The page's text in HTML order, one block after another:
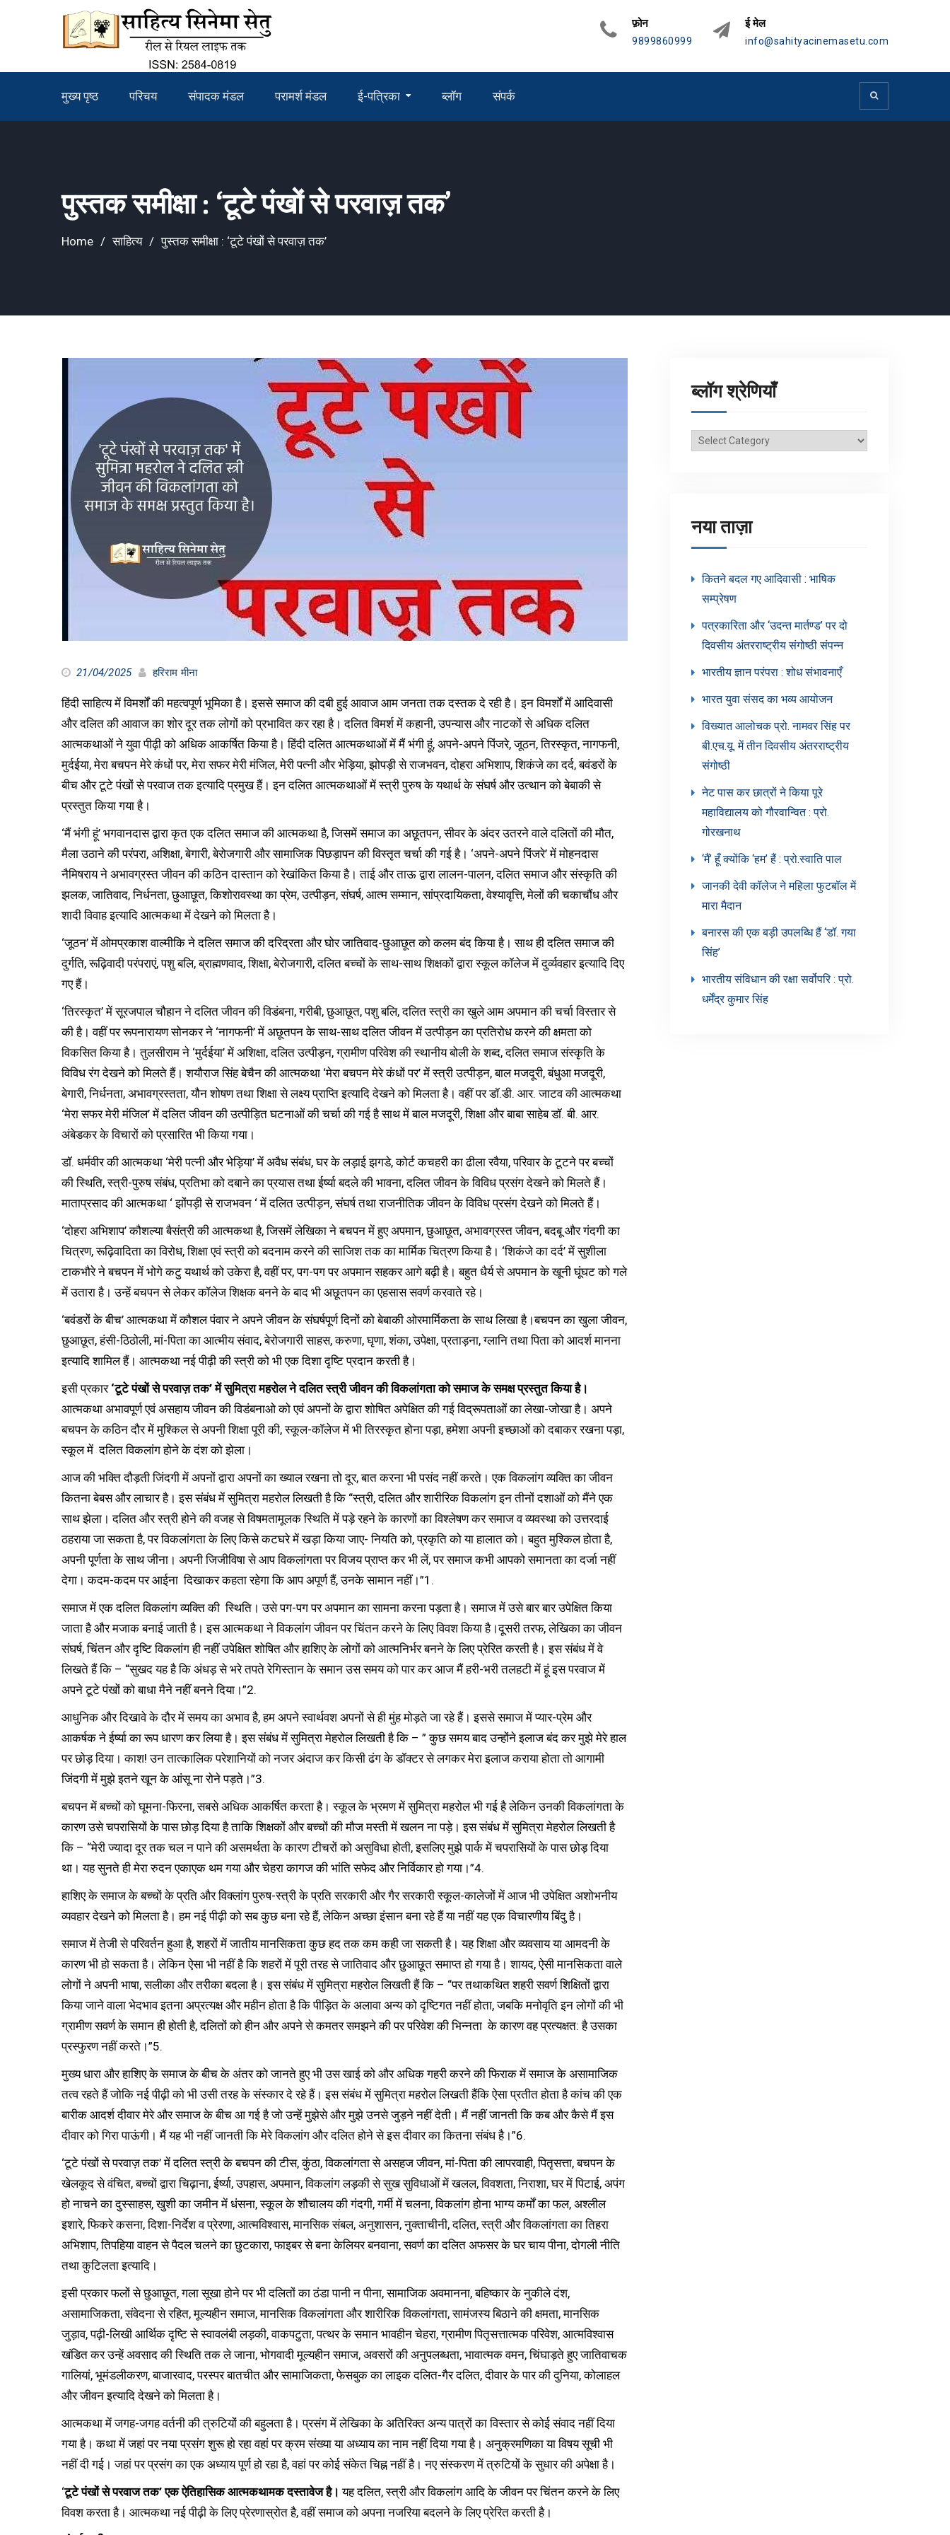
फ़ोन
9899860999
ई मेल
info@sahityacinemasetu.com
मुख्य पृष्ठ परिचय संपादक मंडल परामर्श मंडल ई-पत्रिका ब्लॉग संपर्क
पुस्तक समीक्षा : ‘टूटे पंखों से परवाज़ तक’
Home साहित्य पुस्तक समीक्षा : ‘टूटे पंखों से परवाज़ तक’
21/04/2025 हरिराम मीना
हिंदी साहित्य में विमर्शों की महत्वपूर्ण भूमिका है। इससे समाज की दबी हुई आवाज आम जनता तक दस्तक दे रही है। इन विमर्शों में आदिवासी
और दलित की आवाज का शोर दूर तक लोगों को प्रभावित कर रहा है। दलित विमर्श में कहानी, उपन्यास और नाटकों से अधिक दलित
आत्मकथाओं ने युवा पीढ़ी को अधिक आकर्षित किया है। हिंदी दलित आत्मकथाओं में मैं भंगी हूं, अपने-अपने पिंजरे, जूठन, तिरस्कृत, नागफनी,
मुर्दईया, मेरा बचपन मेरे कंधों पर, मेरा सफर मेरी मंजिल, मेरी पत्नी और भेड़िया, झोपड़ी से राजभवन, दोहरा अभिशाप, शिकंजे का दर्द, बवंडरों के
बीच और टूटे पंखों से परवाज तक इत्यादि प्रमुख हैं। इन दलित आत्मकथाओं में स्त्री पुरुष के यथार्थ के संघर्ष और उत्थान को बेबाकी से
प्रस्तुत किया गया है।
‘मैं भंगी हूं’ भगवानदास द्वारा कृत एक दलित समाज की आत्मकथा है, जिसमें समाज का अछूतपन, सीवर के अंदर उतरने वाले दलितों की मौत,
मैला उठाने की परंपरा, अशिक्षा, बेगारी, बेरोजगारी और सामाजिक पिछड़ापन की विस्तृत चर्चा की गई है। ‘अपने-अपने पिंजरे’ में मोहनदास
नैमिषराय ने अभावग्रस्त जीवन की कठिन दास्तान को रेखांकित किया है। ताई और ताऊ द्वारा लालन-पालन, दलित समाज और संस्कृति की
झलक, जातिवाद, निर्धनता, छुआछूत, किशोरावस्था का प्रेम, उत्पीड़न, संघर्ष, आत्म सम्मान, सांप्रदायिकता, वेश्यावृत्ति, मेलों की चकाचौंध और
शादी विवाह इत्यादि आत्मकथा में देखने को मिलता है।
‘जूठन’ में ओमप्रकाश वाल्मीकि ने दलित समाज की दरिद्रता और घोर जातिवाद-छुआछूत को कलम बंद किया है। साथ ही दलित समाज की
दुर्गति, रूढ़िवादी परंपराएं, पशु बलि, ब्राह्मणवाद, शिक्षा, बेरोजगारी, दलित बच्चों के साथ-साथ शिक्षकों द्वारा स्कूल कॉलेज में दुर्व्यवहार इत्यादि दिए
गए हैं।
‘तिरस्कृत’ में सूरजपाल चौहान ने दलित जीवन की विडंबना, गरीबी, छुआछूत, पशु बलि, दलित स्त्री का खुले आम अपमान की चर्चा विस्तार से
की है। वहीं पर रूपनारायण सोनकर ने ‘नागफनी’ में अछूतपन के साथ-साथ दलित जीवन में उत्पीड़न का प्रतिरोध करने की क्षमता को
विकसित किया है। तुलसीराम ने ‘मुर्दईया’ में अशिक्षा, दलित उत्पीड़न, ग्रामीण परिवेश की स्थानीय बोली के शब्द, दलित समाज संस्कृति के
विविध रंग देखने को मिलते हैं। शयौराज सिंह बेचैन की आत्मकथा ‘मेरा बचपन मेरे कंधों पर’ में स्त्री उत्पीड़न, बाल मजदूरी, बंधुआ मजदूरी,
बेगारी, निर्धनता, अभावग्रस्तता, यौन शोषण तथा शिक्षा से लक्ष्य प्राप्ति इत्यादि देखने को मिलता है। वहीं पर डॉ.डी. आर. जाटव की आत्मकथा
‘मेरा सफर मेरी मंजिल’ में दलित जीवन की उत्पीड़ित घटनाओं की चर्चा की गई है साथ में बाल मजदूरी, शिक्षा और बाबा साहेब डॉ. बी. आर.
अंबेडकर के विचारों को प्रसारित भी किया गया।
डॉ. धर्मवीर की आत्मकथा ‘मेरी पत्नी और भेड़िया’ में अवैध संबंध, घर के लड़ाई झगडे, कोर्ट कचहरी का ढीला रवैया, परिवार के टूटने पर बच्चों
की स्थिति, स्त्री-पुरुष संबंध, प्रतिभा को दबाने का प्रयास तथा ईर्ष्या बदले की भावना, दलित जीवन के विविध प्रसंग देखने को मिलते हैं।
माताप्रसाद की आत्मकथा ‘ झोंपड़ी से राजभवन ‘ में दलित उत्पीड़न, संघर्ष तथा राजनीतिक जीवन के विविध प्रसंग देखने को मिलते हैं।
‘दोहरा अभिशाप’ कौशल्या बैसंत्री की आत्मकथा है, जिसमें लेखिका ने बचपन में हुए अपमान, छुआछूत, अभावग्रस्त जीवन, बदबू और गंदगी का
चित्रण, रूढ़िवादिता का विरोध, शिक्षा एवं स्त्री को बदनाम करने की साजिश तक का मार्मिक चित्रण किया है। ‘शिकंजे का दर्द’ में सुशीला
टाकभौरे ने बचपन में भोगे कटु यथार्थ को उकेरा है, वहीं पर, पग-पग पर अपमान सहकर आगे बढ़ी है। बहुत धैर्य से अपमान के खूनी घूंघट को गले
में उतारा है। उन्हें बचपन से लेकर कॉलेज शिक्षक बनने के बाद भी अछूतपन का एहसास सवर्ण करवाते रहे।
‘बवंडरों के बीच’ आत्मकथा में कौशल पंवार ने अपने जीवन के संघर्षपूर्ण दिनों को बेबाकी ओरमार्मिकता के साथ लिखा है।बचपन का खुला जीवन,
छुआछूत, हंसी-ठिठोली, मां-पिता का आत्मीय संवाद, बेरोजगारी साहस, करुणा, घृणा, शंका, उपेक्षा, प्रताड़ना, ग्लानि तथा पिता को आदर्श मानना
इत्यादि शामिल हैं। आत्मकथा नई पीढ़ी की स्त्री को भी एक दिशा दृष्टि प्रदान करती है।
इसी प्रकार ‘टूटे पंखों से परवाज़ तक’ में सुमित्रा महरोल ने दलित स्त्री जीवन की विकलांगता को समाज के समक्ष प्रस्तुत किया है।
आत्मकथा अभावपूर्ण एवं असहाय जीवन की विडंबनाओ को एवं अपनों के द्वारा शोषित अपेक्षित की गई विद्रूपताओं का लेखा-जोखा है। अपने
बचपन के कठिन दौर में मुश्किल से अपनी शिक्षा पूरी की, स्कूल-कॉलेज में भी तिरस्कृत होना पड़ा, हमेशा अपनी इच्छाओं को दबाकर रखना पड़ा,
स्कूल में दलित विकलांग होने के दंश को झेला।
आज की भक्ति दौड़ती जिंदगी में अपनों द्वारा अपनों का ख्याल रखना तो दूर, बात करना भी पसंद नहीं करते। एक विकलांग व्यक्ति का जीवन
कितना बेबस और लाचार है। इस संबंध में सुमित्रा महरोल लिखती है कि “स्त्री, दलित और शारीरिक विकलांग इन तीनों दशाओं को मैंने एक
साथ झेला। दलित और स्त्री होने की वजह से विषमतामूलक स्थिति में पड़े रहने के कारणों का विश्लेषण कर समाज व व्यवस्था को उत्तरदाई
ठहराया जा सकता है, पर विकलांगता के लिए किसे कटघरे में खड़ा किया जाए- नियति को, प्रकृति को या हालात को। बहुत मुश्किल होता है,
अपनी पूर्णता के साथ जीना। अपनी जिजीविषा से आप विकलांगता पर विजय प्राप्त कर भी लें, पर समाज कभी आपको समानता का दर्जा नहीं
देगा। कदम-कदम पर आईना दिखाकर कहता रहेगा कि आप अपूर्ण हैं, उनके सामान नहीं।”1.
समाज में एक दलित विकलांग व्यक्ति की स्थिति। उसे पग-पग पर अपमान का सामना करना पड़ता है। समाज में उसे बार बार उपेक्षित किया
जाता है और मजाक बनाई जाती है। इस आत्मकथा ने विकलांग जीवन पर चिंतन करने के लिए विवश किया है।दूसरी तरफ, लेखिका का जीवन
संघर्ष, चिंतन और दृष्टि विकलांग ही नहीं उपेक्षित शोषित और हाशिए के लोगों को आत्मनिर्भर बनने के लिए प्रेरित करती है। इस संबंध में वे
लिखते हैं कि – “सुखद यह है कि अंधड़ से भरे तपते रेगिस्तान के समान उस समय को पार कर आज मैं हरी-भरी तलहटी में हूं इस परवाज में
अपने टूटे पंखों को बाधा मैने नहीं बनने दिया।”2.
आधुनिक और दिखावे के दौर में समय का अभाव है, हम अपने स्वार्थवश अपनों से ही मुंह मोड़ते जा रहे हैं। इससे समाज में प्यार-प्रेम और
आकर्षक ने ईर्ष्या का रूप धारण कर लिया है। इस संबंध में सुमित्रा मेहरोल लिखती है कि – ” कुछ समय बाद उन्होंने इलाज बंद कर मुझे मेरे हाल
पर छोड़ दिया। काश! उन तात्कालिक परेशानियों को नजर अंदाज कर किसी ढंग के डॉक्टर से लगकर मेरा इलाज कराया होता तो आगामी
जिंदगी में मुझे इतने खून के आंसू ना रोने पड़ते।”3.
बचपन में बच्चों को घूमना-फिरना, सबसे अधिक आकर्षित करता है। स्कूल के भ्रमण में सुमित्रा महरोल भी गई है लेकिन उनकी विकलांगता के
कारण उसे चपरासियों के पास छोड़ दिया है ताकि शिक्षकों और बच्चों की मौज मस्ती में खलन ना पड़े। इस संबंध में सुमित्रा मेहरोल लिखती है
कि – “मेरी ज्यादा दूर तक चल न पाने की असमर्थता के कारण टीचरों को असुविधा होती, इसलिए मुझे पार्क में चपरासियों के पास छोड़ दिया
था। यह सुनते ही मेरा रुदन एकाएक थम गया और चेहरा कागज की भांति सफेद और निर्विकार हो गया।”4.
हाशिए के समाज के बच्चों के प्रति और विक्लांग पुरुष-स्त्री के प्रति सरकारी और गैर सरकारी स्कूल-कालेजों में आज भी उपेक्षित अशोभनीय
व्यवहार देखने को मिलता है। हम नई पीढ़ी को सब कुछ बना रहे हैं, लेकिन अच्छा इंसान बना रहे हैं या नहीं यह एक विचारणीय बिंदु है।
समाज में तेजी से परिवर्तन हुआ है, शहरों में जातीय मानसिकता कुछ हद तक कम कही जा सकती है। यह शिक्षा और व्यवसाय या आमदनी के
कारण भी हो सकता है। लेकिन ऐसा भी नहीं है कि शहरों में पूरी तरह से जातिवाद और छुआछूत समाप्त हो गया है। शायद, ऐसी मानसिकता वाले
लोगों ने अपनी भाषा, सलीका और तरीका बदला है। इस संबंध में सुमित्रा महरोल लिखती हैं कि – “पर तथाकथित शहरी सवर्ण शिक्षितों द्वारा
किया जाने वाला भेदभाव इतना अप्रत्यक्ष और महीन होता है कि पीड़ित के अलावा अन्य को दृष्टिगत नहीं होता, जबकि मनोवृति इन लोगों की भी
ग्रामीण सवर्ण के समान ही होती है, दलितों को हीन और अपने से कमतर समझने की पर परिवेश की भिन्नता के कारण वह प्रत्यक्षत: है उसका
प्रस्फुरण नहीं करते।”5.
मुख्य धारा और हाशिए के समाज के बीच के अंतर को जानते हुए भी उस खाई को और अधिक गहरी करने की फिराक में समाज के असामाजिक
तत्व रहते हैं जोकि नई पीढ़ी को भी उसी तरह के संस्कार दे रहे हैं। इस संबंध में सुमित्रा महरोल लिखती हैंकि ऐसा प्रतीत होता है कांच की एक
बारीक आदर्श दीवार मेरे और समाज के बीच आ गई है जो उन्हें मुझेसे और मुझे उनसे जुड़ने नहीं देती। मैं नहीं जानती कि कब और कैसे मैं इस
दीवार को गिरा पाऊंगी। मैं यह भी नहीं जानती कि मेरे विकलांग और दलित होने से इस दीवार का कितना संबंध है।”6.
‘टूटे पंखों से परवाज़ तक’ में दलित स्त्री के बचपन की टीस, कुंठा, विकलांगता से असहज जीवन, मां-पिता की लापरवाही, पितृसत्ता, बचपन के
खेलकूद से वंचित, बच्चों द्वारा चिढ़ाना, ईर्ष्या, उपहास, अपमान, विकलांग लड़की से सुख सुविधाओं में खलल, विवशता, निराशा, घर में पिटाई, अपंग
हो नाचने का दुस्साहस, खुशी का जमीन में धंसना, स्कूल के शौचालय की गंदगी, गर्मी में चलना, विकलांग होना भाग्य कर्मों का फल, अश्लील
इशारे, फिकरे कसना, दिशा-निर्देश व प्रेरणा, आत्मविश्वास, मानसिक संबल, अनुशासन, नुक्ताचीनी, दलित, स्त्री और विकलांगता का तिहरा
अभिशाप, तिपहिया वाहन से पैदल चलने का छुटकारा, फाइबर से बना केलियर बनवाना, सवर्ण का दलित अफसर के घर चाय पीना, दोगली नीति
तथा कुटिलता इत्यादि।
इसी प्रकार फलों से छुआछूत, गला सूखा होने पर भी दलितों का ठंडा पानी न पीना, सामाजिक अवमानना, बहिष्कार के नुकीले दंश,
असामाजिकता, संवेदना से रहित, मूल्यहीन समाज, मानसिक विकलांगता और शारीरिक विकलांगता, सामंजस्य बिठाने की क्षमता, मानसिक
जुड़ाव, पढ़ी-लिखी आर्थिक दृष्टि से स्वावलंबी लड़की, वाकपटुता, पत्थर के समान भावहीन चेहरा, ग्रामीण पितृसत्तात्मक परिवेश, आत्मविश्वास
खंडित कर उन्हें अवसाद की स्थिति तक ले जाना, भोगवादी मूल्यहीन समाज, अवसरों की अनुपलब्धता, भावात्मक वमन, चिंघाड़ते हुए जातिवाचक
गालियां, भूमंडलीकरण, बाजारवाद, परस्पर बातचीत और सामाजिकता, फेसबुक का लाइक दलित-गैर दलित, दीवार के पार की दुनिया, कोलाहल
और जीवन इत्यादि देखने को मिलता है।
आत्मकथा में जगह-जगह वर्तनी की त्रुटियोंं की बहुलता है। प्रसंग में लेखिका के अतिरिक्त अन्य पात्रों का विस्तार से कोई संवाद नहीं दिया
गया है। कथा में जहां पर नया प्रसंग शुरू हो रहा वहां पर क्रम संख्या या अध्याय का नाम नहीं दिया गया है। अनुक्रमणिका या विषय सूची भी
नहीं दी गई। जहां पर प्रसंग का एक अध्याय पूर्ण हो रहा है, वहां पर कोई संकेत चिह्न नहीं है। नए संस्करण में त्रुटियों के सुधार की अपेक्षा है।
‘टूटे पंखों से परवाज तक’ एक ऐतिहासिक आत्मकथामक दस्तावेज है। यह दलित, स्त्री और विकलांग आदि के जीवन पर चिंतन करने के लिए
विवश करता है। आत्मकथा नई पीढ़ी के लिए प्रेरणास्रोत है, वहीं समाज को अपना नजरिया बदलने के लिए प्रेरित करती है।
ब्लॉग श्रेणियाँ
ब्लॉग
नया ताज़ा
कितने बदल गए आदिवासी : भाषिक
सम्प्रेषण
पत्रकारिता और ‘उदन्त मार्तण्ड’ पर दो
दिवसीय अंतरराष्ट्रीय संगोष्ठी संपन्न
भारतीय ज्ञान परंपरा : शोध संभावनाएँ
भारत युवा संसद का भव्य आयोजन
विख्यात आलोचक प्रो. नामवर सिंह पर
बी.एच.यू. में तीन दिवसीय अंतरराष्ट्रीय
संगोष्ठी
नेट पास कर छात्रों ने किया पूरे
महाविद्यालय को गौरवान्वित : प्रो.
गोरखनाथ
‘मैं’ हूँ क्योंकि ‘हम’ हैं : प्रो.स्वाति पाल
जानकी देवी कॉलेज ने महिला फुटबॉल में
मारा मैदान
बनारस की एक बड़ी उपलब्धि हैं ‘डॉ. गया
सिंह’
भारतीय संविधान की रक्षा सर्वोपरि : प्रो.
धर्मेंद्र कुमार सिंह